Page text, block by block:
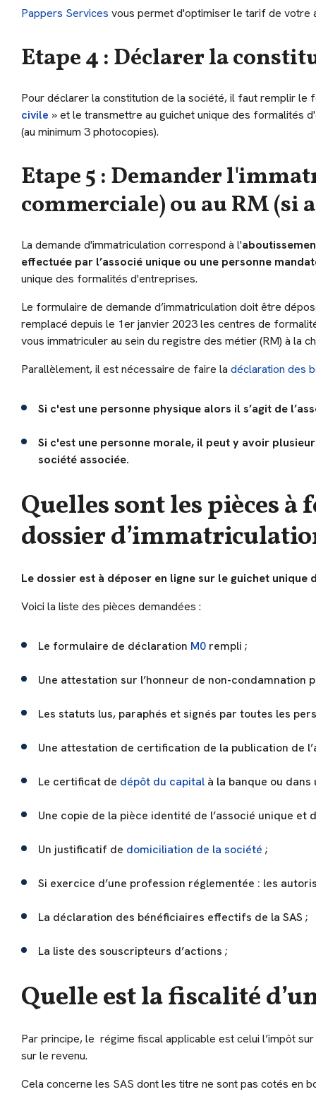
Pappers Services vous permet d'optimiser le tarif de votre
Etape 4 : Déclarer la
Pour déclarer la constitution de la société, il faut remplir le
civile » et le transmettre au guichet unique des formalités
(au minimum 3 photocopies).
Etape 5 : Demander
commerciale) ou au RM (si
La demande d'immatriculation correspond à l'
effectuée par l’associé unique ou une personne
unique des formalités d'entreprises.
Le formulaire de demande d’immatriculation doit être
remplacé depuis le 1er janvier 2023 les centres de
vous immatriculer au sein du registre des métier (RM) à la
Parallèlement, il est nécessaire de faire la déclaration des
Si c'est une personne physique alors il s’agit de
Si c'est une personne morale, il peut y avoir
société associée.
Quelles sont les pièces
dossier
Le dossier est à déposer en ligne sur le guichet
Voici la liste des pièces demandées :
Le formulaire de déclaration M0 rempli ;
Une attestation sur l’honneur de non-condamnation
Les statuts lus, paraphés et signés par toutes les
Une attestation de certification de la publication de
Le certificat de dépôt du capital à la banque ou
Une copie de la pièce identité de l’associé unique et
Un justificatif de domiciliation de la société ;
Si exercice d’une profession réglementée : les
La déclaration des bénéficiaires effectifs de la SAS ;
La liste des souscripteurs d’actions ;
Quelle est la fiscalité
Par principe, le régime fiscal applicable est celui l’impôt
sur le revenu.
Cela concerne les SAS dont les titre ne sont pas cotés en